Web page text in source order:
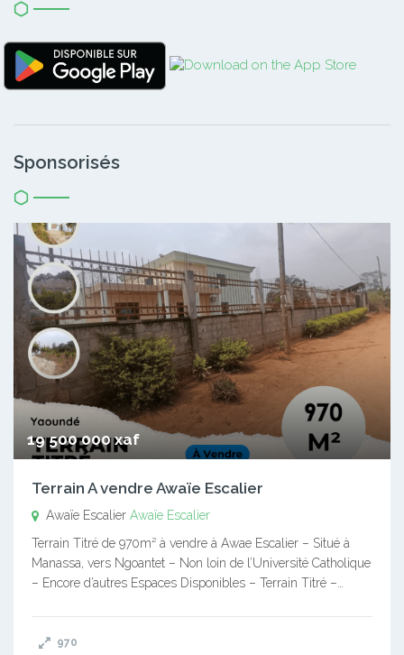
Sponsorisés
19 500 000 xaf
Terrain A vendre Awaïe Escalier
Awaïe Escalier Awaïe Escalier
Terrain Titré de 970m² à vendre à Awae Escalier – Situé à
Manassa, vers Ngoantet – Non loin de l’Université Catholique
– Encore d’autres Espaces Disponibles – Terrain Titré –…
970